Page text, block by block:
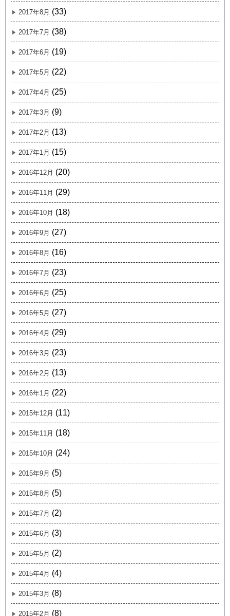
2017年8月 (33)
2017年7月 (38)
2017年6月 (19)
2017年5月 (22)
2017年4月 (25)
2017年3月 (9)
2017年2月 (13)
2017年1月 (15)
2016年12月 (20)
2016年11月 (29)
2016年10月 (18)
2016年9月 (27)
2016年8月 (16)
2016年7月 (23)
2016年6月 (25)
2016年5月 (27)
2016年4月 (29)
2016年3月 (23)
2016年2月 (13)
2016年1月 (22)
2015年12月 (11)
2015年11月 (18)
2015年10月 (24)
2015年9月 (5)
2015年8月 (5)
2015年7月 (2)
2015年6月 (3)
2015年5月 (2)
2015年4月 (4)
2015年3月 (8)
2015年2月 (8)